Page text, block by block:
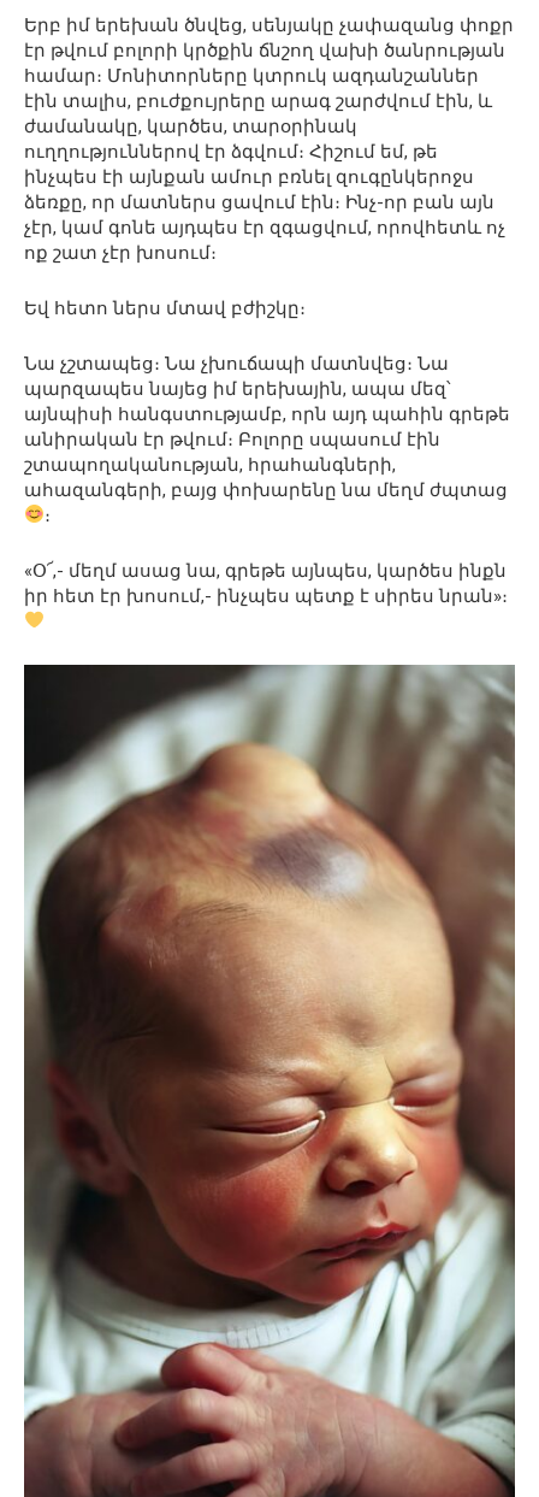
Երբ իմ երեխան ծնվեց, սենյակը չափազանց փոքր
էր թվում բոլորի կրծքին ճնշող վախի ծանրության
համար։ Մոնիտորները կտրուկ ազդանշաններ
էին տալիս, բուժքույրերը արագ շարժվում էին, և
ժամանակը, կարծես, տարօրինակ
ուղղություններով էր ձգվում։ Հիշում եմ, թե
ինչպես էի այնքան ամուր բռնել զուգընկերոջս
ձեռքը, որ մատներս ցավում էին։ Ինչ-որ բան այն
չէր, կամ գոնե այդպես էր զգացվում, որովհետև ոչ
ոք շատ չէր խոսում։
Եվ հետո ներս մտավ բժիշկը։
Նա չշտապեց։ Նա չխուճապի մատնվեց։ Նա
պարզապես նայեց իմ երեխային, ապա մեզ՝
այնպիսի հանգստությամբ, որն այդ պահին գրեթե
անիրական էր թվում։ Բոլորը սպասում էին
շտապողականության, հրահանգների,
ահազանգերի, բայց փոխարենը նա մեղմ ժպտաց
։
«Օ՜,- մեղմ ասաց նա, գրեթե այնպես, կարծես ինքն
իր հետ էր խոսում,- ինչպես պետք է սիրես նրան»։